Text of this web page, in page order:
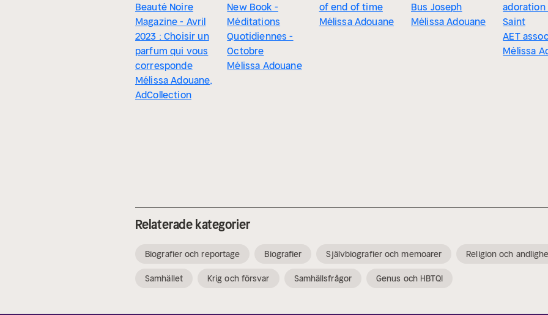
Beauté Noire
Magazine - Avril
2023 : Choisir un
parfum qui vous
corresponde
Mélissa Adouane,
AdCollection
New Book -
Méditations
Quotidiennes -
Octobre
Mélissa Adouane
of end of time
Mélissa Adouane
Bus Joseph
Mélissa Adouane
adoration
Saint
AET
Mélissa
Relaterade kategorier
Biografier och reportage Biografier Självbiografier och memoarer Religion och
Samhället Krig och försvar Samhällsfrågor Genus och HBTQI